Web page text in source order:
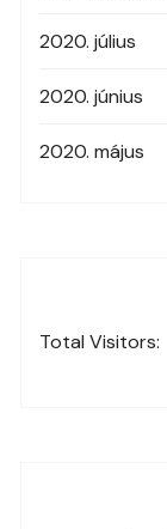
2020. július
2020. június
2020. május
Total Visitors: